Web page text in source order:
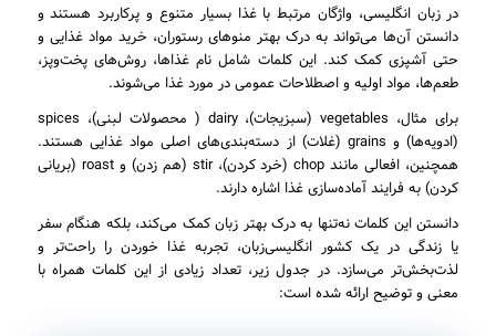
در زبان انگلیسی، واژگان مرتبط با غذا بسیار متنوع و پرکاربرد هستند و
دانستن آن‌ها می‌تواند به درک بهتر منوهای رستوران، خرید مواد غذایی و
حتی آشپزی کمک کند. این کلمات شامل نام غذاها، روش‌های پخت‌وپز،
طعم‌ها، مواد اولیه و اصطلاحات عمومی در مورد غذا می‌شوند.
برای مثال، vegetables (سبزیجات)، dairy ( محصولات لبنی)، spices
(ادویه‌ها) و grains (غلات) از دسته‌بندی‌های اصلی مواد غذایی هستند.
همچنین، افعالی مانند chop (خرد کردن)، stir (هم زدن) و roast (بریانی
کردن) به فرایند آماده‌سازی غذا اشاره دارند.
دانستن این کلمات نه‌تنها به درک بهتر زبان کمک می‌کند، بلکه هنگام سفر
یا زندگی در یک کشور انگلیسی‌زبان، تجربه غذا خوردن را راحت‌تر و
لذت‌بخش‌تر می‌سازد. در جدول زیر، تعداد زیادی از این کلمات همراه با
معنی و توضیح ارائه شده است: